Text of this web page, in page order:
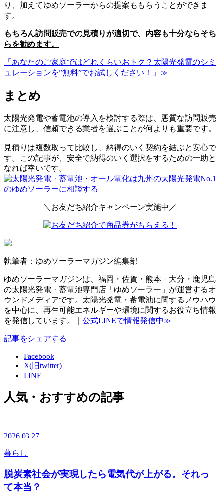
り、加えてゆめソーラーからの提案ももらうことができま
す。
もちろん訪問販売での見積りが適切で、内容も十分ならそち
らを勧めます。
「あなたのご家庭ではどれくらいおトク？太陽光発電のシミ
ュレーションを”無料”でお試しください！」≫
まとめ
太陽光発電や蓄電池の導入を検討する際は、悪質な訪問販売
に注意し、信頼できる業者を選ぶことが何よりも重要です。
見積りは複数取って比較し、納得のいく契約を結ぶと安心で
す。この記事が、安全で納得のいく選択をするための一助と
なれば幸いです。
＼お友だち紹介キャンペーン実施中／
執筆者：ゆめソーラーマガジン編集部
ゆめソーラーマガジンは、福岡・佐賀・熊本・大分・鹿児島
の太陽光発電・蓄電池専門店「ゆめソーラー」が運営するオ
ウンドメディアです。太陽光発電・蓄電池に関するノウハウ
を中心に、再生可能エネルギーや環境に関するお役立ち情報
を発信しています。｜ 公式LINEで情報発信中≫
記事をシェアする
Facebook
X(旧twitter)
LINE
人気・おすすめの記事
2026.03.27
暮らし
脱炭素社会が実現したら電気代が上がる。それっ
て本当？